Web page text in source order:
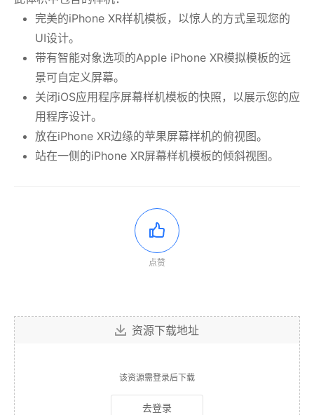
完美的iPhone XR样机模板，以惊人的方式呈现您的
UI设计。
带有智能对象选项的Apple iPhone XR模拟模板的远
景可自定义屏幕。
关闭iOS应用程序屏幕样机模板的快照，以展示您的应
用程序设计。
放在iPhone XR边缘的苹果屏幕样机的俯视图。
站在一侧的iPhone XR屏幕样机模板的倾斜视图。
点赞
资源下载地址
该资源需登录后下载
去登录